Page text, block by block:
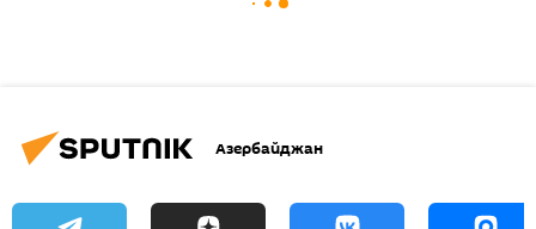
Азербайджан